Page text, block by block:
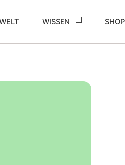
WISSEN SHOP